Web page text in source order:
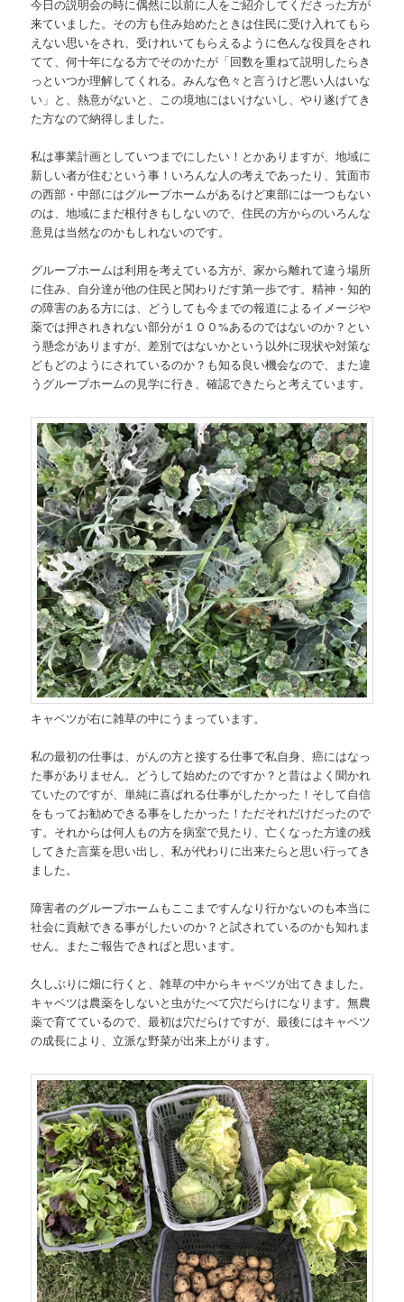
今日の説明会の時に偶然に以前に人をご紹介してくださった方が
来ていました。その方も住み始めたときは住民に受け入れてもら
えない思いをされ、受けれいてもらえるように色んな役員をされ
てて、何十年になる方でそのかたが「回数を重ねて説明したらき
っといつか理解してくれる。みんな色々と言うけど悪い人はいな
い」と、熱意がないと、この境地にはいけないし、やり遂げてき
た方なので納得しました。
私は事業計画としていつまでにしたい！とかありますが、地域に
新しい者が住むという事！いろんな人の考えであったり、箕面市
の西部・中部にはグループホームがあるけど東部には一つもない
のは、地域にまだ根付きもしないので、住民の方からのいろんな
意見は当然なのかもしれないのです。
グループホームは利用を考えている方が、家から離れて違う場所
に住み、自分達が他の住民と関わりだす第一歩です。精神・知的
の障害のある方には、どうしても今までの報道によるイメージや
薬では押されきれない部分が１００%あるのではないのか？とい
う懸念がありますが、差別ではないかという以外に現状や対策な
どもどのようにされているのか？も知る良い機会なので、また違
うグループホームの見学に行き、確認できたらと考えています。
キャベツが右に雑草の中にうまっています。
私の最初の仕事は、がんの方と接する仕事で私自身、癌にはなっ
た事がありません。どうして始めたのですか？と昔はよく聞かれ
ていたのですが、単純に喜ばれる仕事がしたかった！そして自信
をもってお勧めできる事をしたかった！ただそれだけだったので
す。それからは何人もの方を病室で見たり、亡くなった方達の残
してきた言葉を思い出し、私が代わりに出来たらと思い行ってき
ました。
障害者のグループホームもここまですんなり行かないのも本当に
社会に貢献できる事がしたいのか？と試されているのかも知れま
せん。またご報告できればと思います。
久しぶりに畑に行くと、雑草の中からキャベツが出てきました。
キャベツは農薬をしないと虫がたべて穴だらけになります。無農
薬で育てているので、最初は穴だらけですが、最後にはキャベツ
の成長により、立派な野菜が出来上がります。